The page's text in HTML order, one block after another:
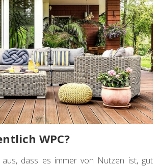
WPC?
dass es immer von Nutzen ist, gut